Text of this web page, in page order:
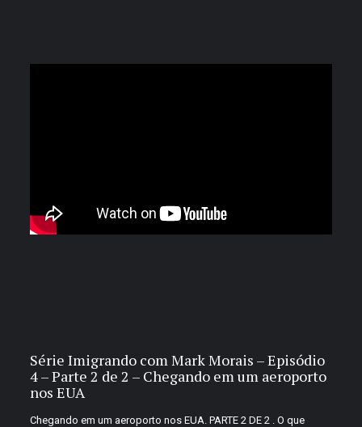
Série Imigrando com Mark Morais – Episódio
4 – Parte 2 de 2 – Chegando em um aeroporto
nos EUA
Chegando em um aeroporto nos EUA. PARTE 2 DE 2 . O que